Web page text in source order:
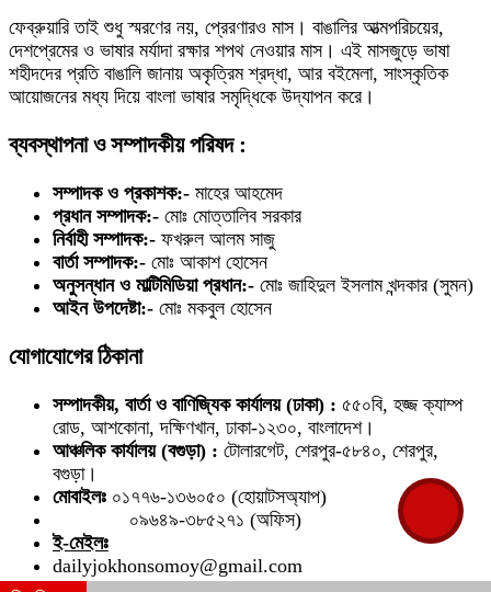
ফেব্রুয়ারি তাই শুধু স্মরণের নয়, প্রেরণারও মাস। বাঙালির আত্মপরিচয়ের,
দেশপ্রেমের ও ভাষার মর্যাদা রক্ষার শপথ নেওয়ার মাস। এই মাসজুড়ে ভাষা
শহীদদের প্রতি বাঙালি জানায় অকৃত্রিম শ্রদ্ধা, আর বইমেলা, সাংস্কৃতিক
আয়োজনের মধ্য দিয়ে বাংলা ভাষার সমৃদ্ধিকে উদ্‌যাপন করে।
ব্যবস্থাপনা ও সম্পাদকীয় পরিষদ :
সম্পাদক ও প্রকাশক:- মাহের আহমেদ
প্রধান সম্পাদক:- মোঃ মোত্তালিব সরকার
নির্বাহী সম্পাদক:- ফখরুল আলম সাজু
বার্তা সম্পাদক:- মোঃ আকাশ হোসেন
অনুসন্ধান ও মাল্টিমিডিয়া প্রধান:- মোঃ জাহিদুল ইসলাম খন্দকার (সুমন)
আইন উপদেষ্টা:- মোঃ মকবুল হোসেন
যোগাযোগের ঠিকানা
সম্পাদকীয়, বার্তা ও বাণিজ্যিক কার্যালয় (ঢাকা) : ৫৫০বি, হজ্জ ক্যাম্প
রোড, আশকোনা, দক্ষিণখান, ঢাকা-১২৩০, বাংলাদেশ।
আঞ্চলিক কার্যালয় (বগুড়া) : টোলারগেট, শেরপুর-৫৮৪০, শেরপুর,
বগুড়া।
মোবাইলঃ ০১৭৭৬-১৩৬০৫০ (হোয়াটসঅ্যাপ)
০৯৬৪৯-৩৮৫২৭১ (অফিস)
ই-মেইলঃ
dailyjokhonsomoy@gmail.com